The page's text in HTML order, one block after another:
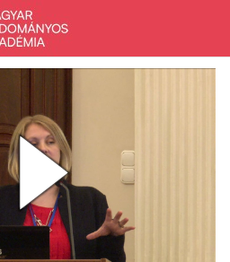
Tartalom kihagyása